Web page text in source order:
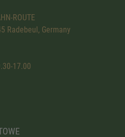
ROUTE
Radebeul, Germany
17.00